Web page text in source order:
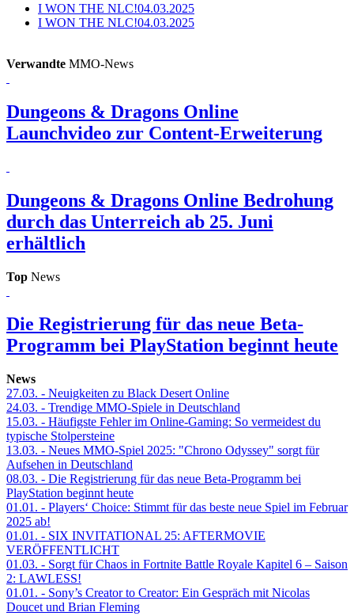
I WON THE NLC!04.03.2025
I WON THE NLC!04.03.2025
Verwandte MMO-News
Dungeons & Dragons Online
Launchvideo zur Content-Erweiterung
Dungeons & Dragons Online Bedrohung
durch das Unterreich ab 25. Juni
erhältlich
Top News
Die Registrierung für das neue Beta-
Programm bei PlayStation beginnt heute
News
27.03. - Neuigkeiten zu Black Desert Online
24.03. - Trendige MMO-Spiele in Deutschland
15.03. - Häufigste Fehler im Online-Gaming: So vermeidest du
typische Stolpersteine
13.03. - Neues MMO-Spiel 2025: "Chrono Odyssey" sorgt für
Aufsehen in Deutschland
08.03. - Die Registrierung für das neue Beta-Programm bei
PlayStation beginnt heute
01.01. - Players‘ Choice: Stimmt für das beste neue Spiel im Februar
2025 ab!
01.01. - SIX INVITATIONAL 25: AFTERMOVIE
VERÖFFENTLICHT
01.03. - Sorgt für Chaos in Fortnite Battle Royale Kapitel 6 – Saison
2: LAWLESS!
01.01. - Sony’s Creator to Creator: Ein Gespräch mit Nicolas
Doucet und Brian Fleming